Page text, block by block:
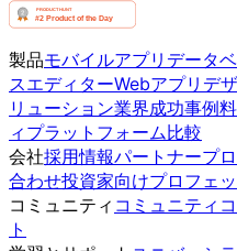
製品モバイルアプリ データ
スエディターWebアプリデ
リューション業界成功事例
ィ プラットフォーム比較
会社採用情報パートナープ
合わせ投資家向けプロフェ
コミュニティ コミュニティ
ト